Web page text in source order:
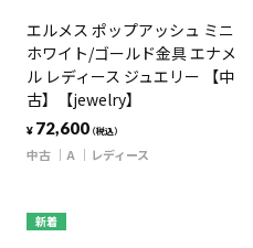
エルメス ポップアッシュ ミニ
ホワイト/ゴールド金具 エナメ
ル レディース ジュエリー 【中
古】【jewelry】
¥ 72,600（税込）
中古 A レディース
新着